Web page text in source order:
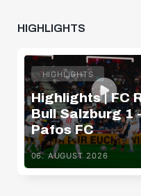
HIGHLIGHTS
HIGHLIGHTS
Highlights | FC
Bull Salzburg 1
Pafos FC
06. AUGUST 2026